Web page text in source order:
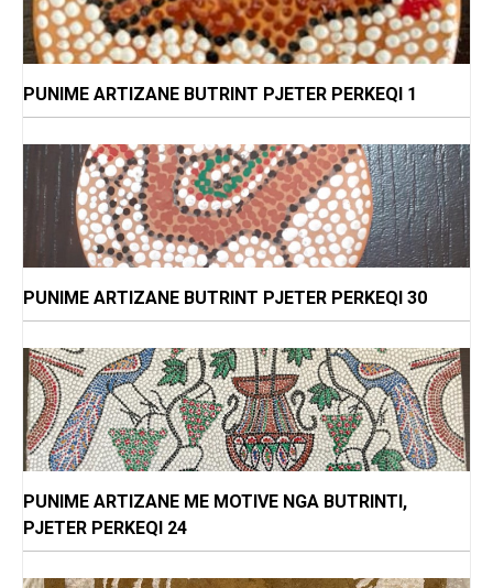
PUNIME ARTIZANE BUTRINT PJETER PERKEQI 1
PUNIME ARTIZANE BUTRINT PJETER PERKEQI 30
PUNIME ARTIZANE ME MOTIVE NGA BUTRINTI,
PJETER PERKEQI 24